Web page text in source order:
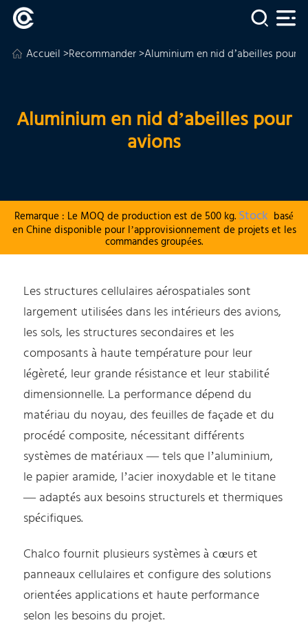
Accueil>Recommander>Aluminium en nid d’abeilles pour
Aluminium en nid d’abeilles pour
avions
Remarque : Le MOQ de production est de 500 kg. Stock basé
en Chine disponible pour l’approvisionnement de projets et les
commandes groupées.
Les structures cellulaires aérospatiales sont
largement utilisées dans les intérieurs des avions,
les sols, les structures secondaires et les
composants à haute température pour leur
légèreté, leur grande résistance et leur stabilité
dimensionnelle. La performance dépend du
matériau du noyau, des feuilles de façade et du
procédé composite, nécessitant différents
systèmes de matériaux — tels que l’aluminium,
le papier aramide, l’acier inoxydable et le titane
— adaptés aux besoins structurels et thermiques
spécifiques.
Chalco fournit plusieurs systèmes à cœurs et
panneaux cellulaires et configure des solutions
orientées applications et haute performance
selon les besoins du projet.